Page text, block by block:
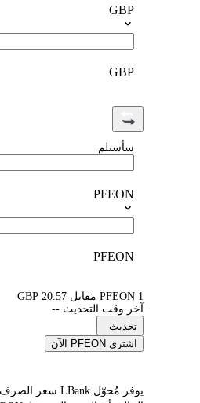
GBP
GBP
سأستلم
PFEON
PFEON
1 PFEON مقابل 20.57 GBP
آخر وقت التحديث --
تحديث
اشتري PFEON الآن